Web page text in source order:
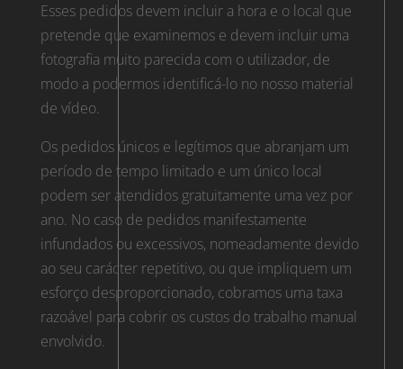
Esses pedidos devem incluir a hora e o local que
pretende que examinemos e devem incluir uma
fotografia muito parecida com o utilizador, de
modo a podermos identificá-lo no nosso material
de vídeo.
Os pedidos únicos e legítimos que abranjam um
período de tempo limitado e um único local
podem ser atendidos gratuitamente uma vez por
ano. No caso de pedidos manifestamente
infundados ou excessivos, nomeadamente devido
ao seu carácter repetitivo, ou que impliquem um
esforço desproporcionado, cobramos uma taxa
razoável para cobrir os custos do trabalho manual
envolvido.